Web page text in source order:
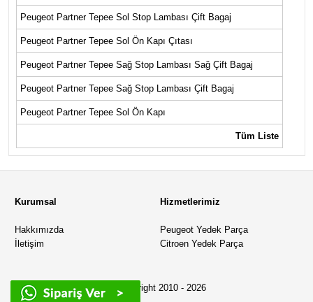
Peugeot Partner Tepee Sol Stop Lambası Çift Bagaj
Peugeot Partner Tepee Sol Ön Kapı Çıtası
Peugeot Partner Tepee Sağ Stop Lambası Sağ Çift Bagaj
Peugeot Partner Tepee Sağ Stop Lambası Çift Bagaj
Peugeot Partner Tepee Sol Ön Kapı
Tüm Liste
Kurumsal
Hakkımızda
İletişim
Hizmetlerimiz
Peugeot Yedek Parça
Citroen Yedek Parça
© Copyright 2010 - 2026